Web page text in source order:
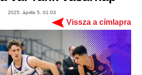
2025. április 5. 01:03
Vissza a címlapra